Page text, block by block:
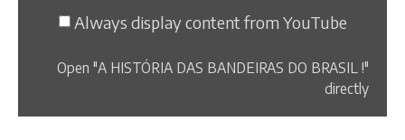
Always display content from YouTube
Open "A HISTÓRIA DAS BANDEIRAS DO BRASIL !"
directly